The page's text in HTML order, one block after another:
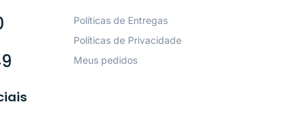
Políticas de Entregas
Políticas de Privacidade
Meus pedidos